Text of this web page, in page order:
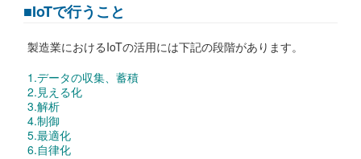
■IoTで行うこと
製造業におけるIoTの活用には下記の段階があります。
1.データの収集、蓄積
2.見える化
3.解析
4.制御
5.最適化
6.自律化